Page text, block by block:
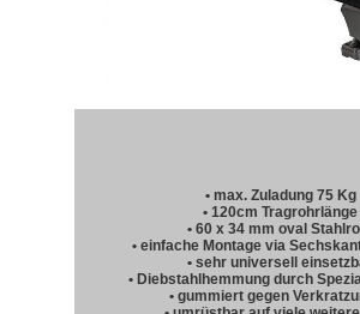
• max. Zuladung 75 Kg
• 120cm Tragrohrlänge
• 60 x 34 mm oval
• einfache Montage via
• sehr universell
• Diebstahlhemmung durch
• gummiert gegen